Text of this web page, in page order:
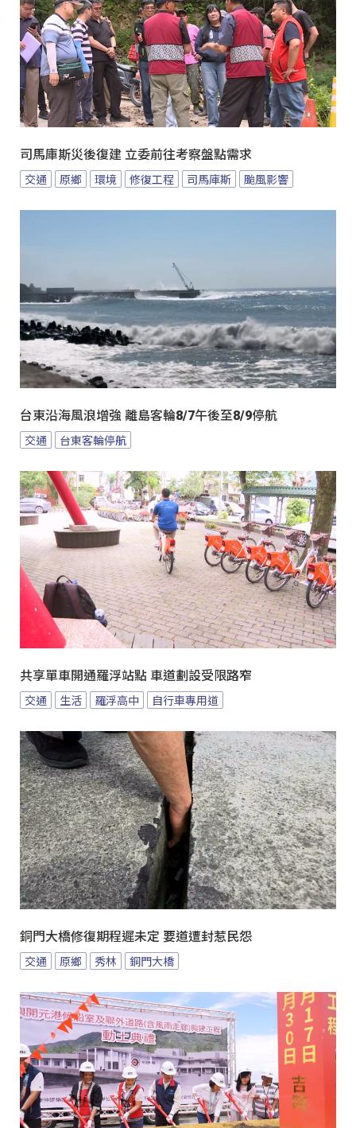
司馬庫斯災後復建 立委前往考察盤點需求
交通 原鄉 環境 修復工程 司馬庫斯 颱風影響
台東沿海風浪增強 離島客輪8/7午後至8/9停航
交通 台東客輪停航
共享單車開通羅浮站點 車道劃設受限路窄
交通 生活 羅浮高中 自行車專用道
銅門大橋修復期程遲未定 要道遭封惹民怨
交通 原鄉 秀林 銅門大橋